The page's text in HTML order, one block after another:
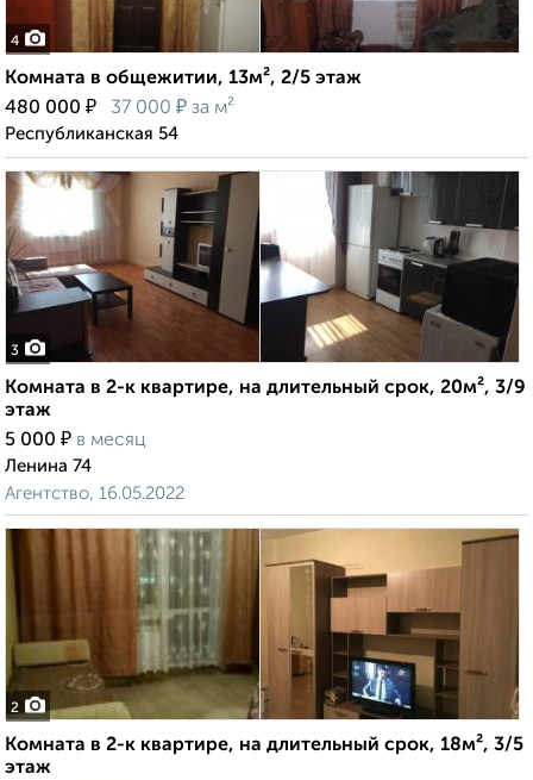
4
Комната в общежитии, 13м², 2/5 этаж
480 000 ₽ 37 000 ₽ за м²
Республиканская 54
3
Комната в 2-к квартире, на длительный срок, 20м², 3/9
этаж
5 000 ₽ в месяц
Ленина 74
Агентство, 16.05.2022
2
Комната в 2-к квартире, на длительный срок, 18м², 3/5
этаж